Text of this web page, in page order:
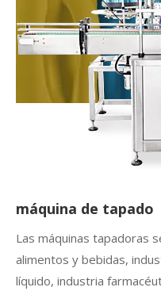
máquina de tapado
Las máquinas tapadoras
alimentos y bebidas,
líquido, industria